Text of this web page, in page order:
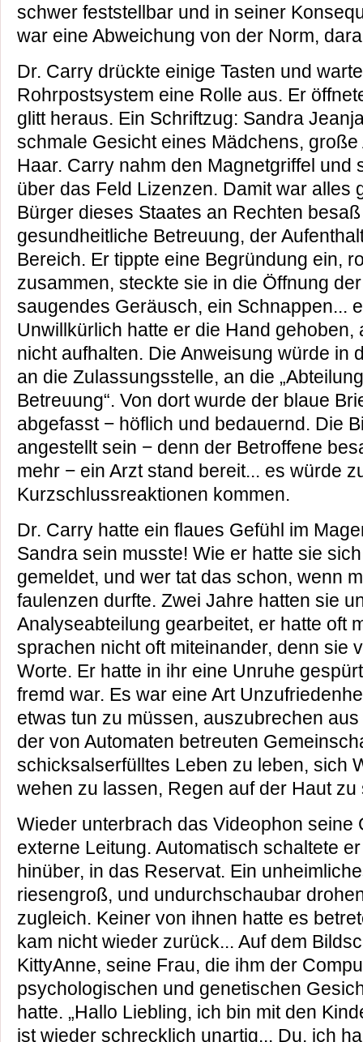
schwer feststellbar und in seiner
war eine Abweichung von der Norm,
Dr. Carry drückte einige Tasten und
Rohrpostsystem eine Rolle aus. Er
glitt heraus. Ein Schriftzug: Sandra
schmale Gesicht eines Mädchens,
Haar. Carry nahm den Magnetgriffel und
über das Feld Lizenzen. Damit war alles
Bürger dieses Staates an Rechten
gesundheitliche Betreuung, der
Bereich. Er tippte eine Begründung ein,
zusammen, steckte sie in die Öffnung
saugendes Geräusch, ein Schnappen...
Unwillkürlich hatte er die Hand gehoben,
nicht aufhalten. Die Anweisung würde in
an die Zulassungsstelle, an die
Betreuung“. Von dort wurde der blaue
abgefasst − höflich und bedauernd. Die
angestellt sein − denn der Betroffene
mehr − ein Arzt stand bereit... es würde
Kurzschlussreaktionen kommen.
Dr. Carry hatte ein flaues Gefühl im
Sandra sein musste! Wie er hatte sie
gemeldet, und wer tat das schon, wenn
faulenzen durfte. Zwei Jahre hatten sie
Analyseabteilung gearbeitet, er hatte oft
sprachen nicht oft miteinander, denn sie
Worte. Er hatte in ihr eine Unruhe
fremd war. Es war eine Art
etwas tun zu müssen, auszubrechen
der von Automaten betreuten
schicksalserfülltes Leben zu leben, sich
wehen zu lassen, Regen auf der Haut zu
Wieder unterbrach das Videophon seine
externe Leitung. Automatisch schaltete
hinüber, in das Reservat. Ein
riesengroß, und undurchschaubar
zugleich. Keiner von ihnen hatte es
kam nicht wieder zurück... Auf dem
KittyAnne, seine Frau, die ihm der
psychologischen und genetischen
hatte. „Hallo Liebling, ich bin mit den
ist wieder schrecklich unartig... Du, ich